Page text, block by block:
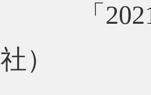
「2021年
社）